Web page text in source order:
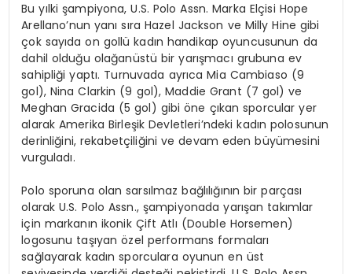
Bu yılki şampiyona, U.S. Polo Assn. Marka Elçisi Hope
Arellano’nun yanı sıra Hazel Jackson ve Milly Hine gibi
çok sayıda on gollü kadın handikap oyuncusunun da
dahil olduğu olağanüstü bir yarışmacı grubuna ev
sahipliği yaptı. Turnuvada ayrıca Mia Cambiaso (9
gol), Nina Clarkin (9 gol), Maddie Grant (7 gol) ve
Meghan Gracida (5 gol) gibi öne çıkan sporcular yer
alarak Amerika Birleşik Devletleri’ndeki kadın polosunun
derinliğini, rekabetçiliğini ve devam eden büyümesini
vurguladı.
Polo sporuna olan sarsılmaz bağlılığının bir parçası
olarak U.S. Polo Assn., şampiyonada yarışan takımlar
için markanın ikonik Çift Atlı (Double Horsemen)
logosunu taşıyan özel performans formaları
sağlayarak kadın sporculara oyunun en üst